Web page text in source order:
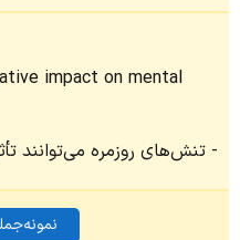
impact on mental
تنش‌های روزمره می‌توانند